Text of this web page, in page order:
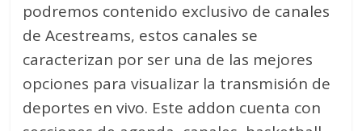
podremos contenido exclusivo de canales
de Acestreams, estos canales se
caracterizan por ser una de las mejores
opciones para visualizar la transmisión de
deportes en vivo. Este addon cuenta con